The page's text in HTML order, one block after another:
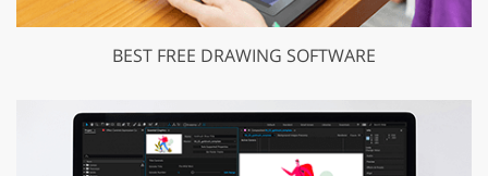
BEST FREE DRAWING SOFTWARE